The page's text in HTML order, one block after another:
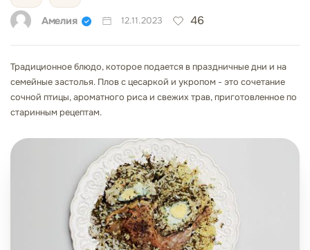
Амелия 12.11.2023 46
Традиционное блюдо, которое подается в праздничные дни и на
семейные застолья. Плов с цесаркой и укропом - это сочетание
сочной птицы, ароматного риса и свежих трав, приготовленное по
старинным рецептам.